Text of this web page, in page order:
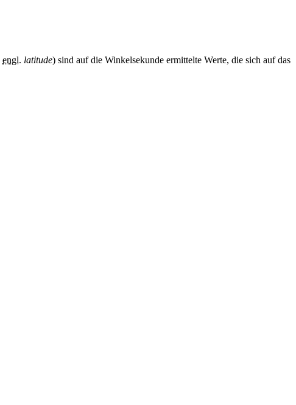
engl. latitude) sind auf die Winkelsekunde ermittelte Werte, die sich auf das